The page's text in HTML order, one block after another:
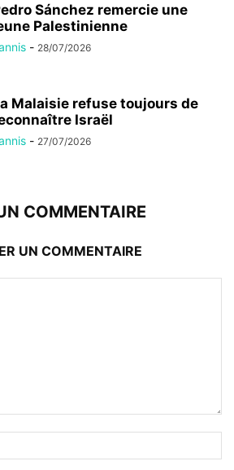
Sánchez remercie une
Palestinienne
- 28/07/2026
Malaisie refuse toujours de
Israël
- 27/07/2026
COMMENTAIRE
UN COMMENTAIRE